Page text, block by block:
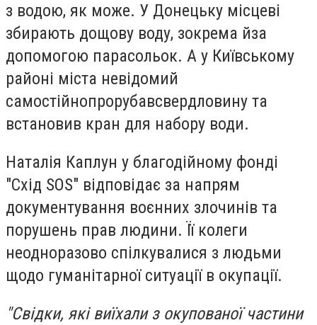
з водою, як може. У Донецьку місцеві
збирають дощову воду, зокрема йза
допомогою парасольок. А у Київському
районі міста невідомий
самостійнопрорубавсвердловину та
встановив кран для набору води.
Наталія Каплун у благодійному фонді
"Схід SOS" відповідає за напрям
документування воєнних злочинів та
порушень прав людини. Її колеги
неодноразово спілкувалися з людьми
щодо гуманітарної ситуації в окупації.
"Свідки, які виїхали з окупованої частини